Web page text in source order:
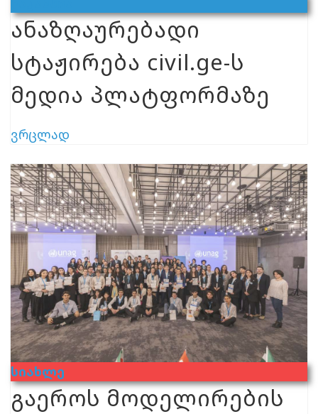
ანაზღაურებადი
სტაჟირება civil.ge-ს
მედია პლატფორმაზე
ვრცლად
Სიახლე
გაეროს მოდელირების